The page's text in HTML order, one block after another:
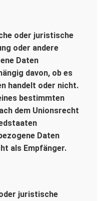
oder juristische
oder andere
Daten
davon, ob es
handelt oder nicht.
bestimmten
dem Unionsrecht
Daten
als Empfänger.
juristische